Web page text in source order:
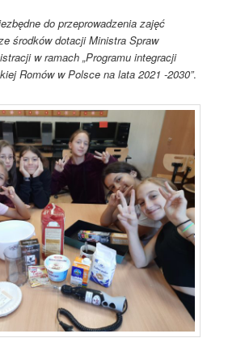
do przeprowadzenia zajęć
środków dotacji Ministra Spraw
w ramach „Programu integracji
Romów w Polsce na lata 2021 -2030”.